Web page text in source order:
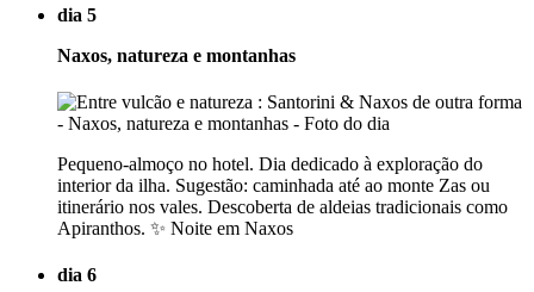
dia 5
Naxos, natureza e montanhas
Pequeno-almoço no hotel. Dia dedicado à exploração do
interior da ilha. Sugestão: caminhada até ao monte Zas ou
itinerário nos vales. Descoberta de aldeias tradicionais como
Apiranthos. ✨ Noite em Naxos
dia 6